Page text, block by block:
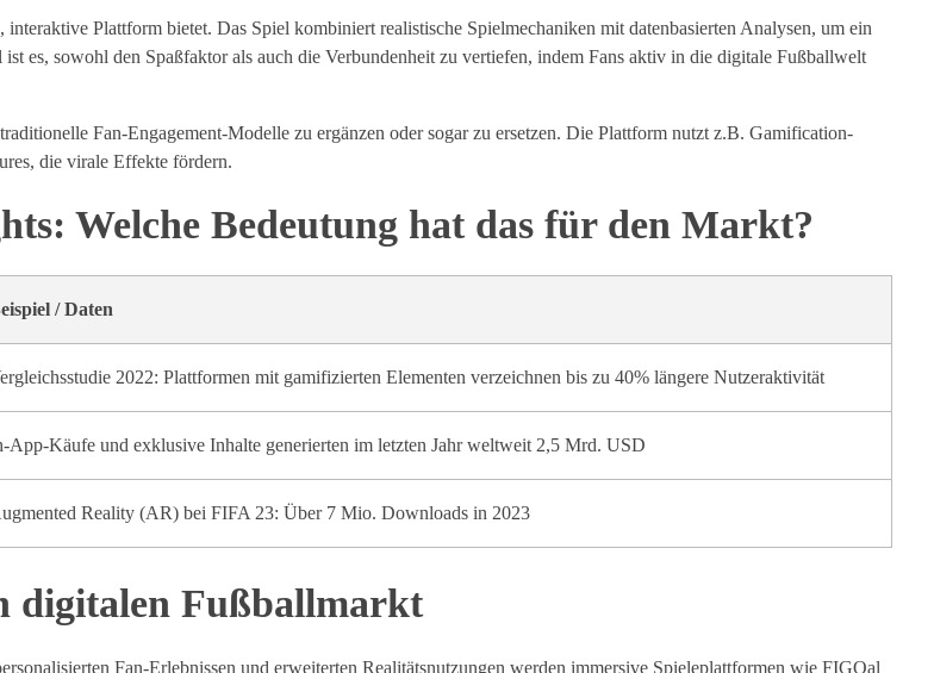
Plattform bietet. Das Spiel kombiniert realistische Spielmechaniken mit datenbasierten Analysen, um ein
es, sowohl den Spaßfaktor als auch die Verbundenheit zu vertiefen, indem Fans aktiv in die digitale Fußballwelt
Fan-Engagement-Modelle zu ergänzen oder sogar zu ersetzen. Die Plattform nutzt z.B. Gamification-
die virale Effekte fördern.
Welche Bedeutung hat das für den Markt?
/ Daten
2022: Plattformen mit gamifizierten Elementen verzeichnen bis zu 40% längere Nutzeraktivität
App-Käufe und exklusive Inhalte generierten im letzten Jahr weltweit 2,5 Mrd. USD
Reality (AR) bei FIFA 23: Über 7 Mio. Downloads in 2023
digitalen Fußballmarkt
Fan-Erlebnissen und erweiterten Realitätsnutzungen werden immersive Spieleplattformen wie FIGOal